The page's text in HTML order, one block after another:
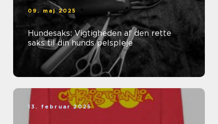
09. maj 2025
Hundesaks: Vigtigheden af den rette
saks til din hunds pelspleje
13. februar 2025